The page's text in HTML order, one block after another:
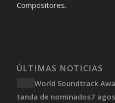
Compositores.
ÚLTIMAS NOTICIAS
World Soundtrack
tanda de nominados7